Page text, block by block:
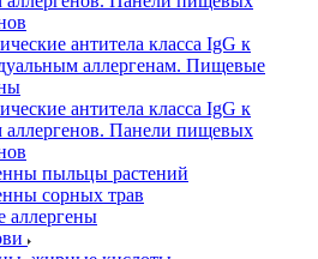
антитела класса IgG к
аллергенам. Пищевые
антитела класса IgG к
аллергенов. Панели пищевых
пыльцы растений
сорных трав
аллергены